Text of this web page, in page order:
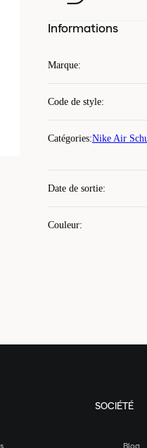
Informations
Marque:
Code de style:
Catégories:Nike Air
Date de sortie:
Couleur:
SOCIÉTÉ
Blog